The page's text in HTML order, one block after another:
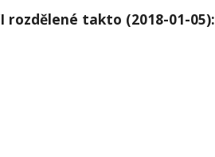
rozdělené takto (2018-01-05):